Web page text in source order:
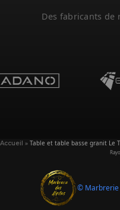
Des fabricants de
Accueil » Table et table basse granit Le
© Marbrerie